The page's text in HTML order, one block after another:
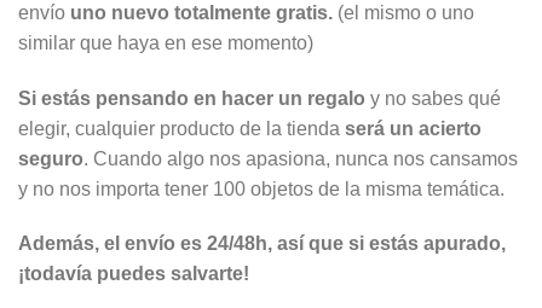
envío uno nuevo totalmente gratis. (el mismo o uno
similar que haya en ese momento)
Si estás pensando en hacer un regalo y no sabes qué
elegir, cualquier producto de la tienda será un acierto
seguro. Cuando algo nos apasiona, nunca nos cansamos
y no nos importa tener 100 objetos de la misma temática.
Además, el envío es 24/48h, así que si estás apurado,
¡todavía puedes salvarte!